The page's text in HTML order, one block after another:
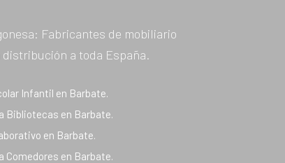
Fabricantes de mobiliario
a toda España.
Infantil en Barbate.
Bibliotecas en Barbate.
en Barbate.
Comedores en Barbate.